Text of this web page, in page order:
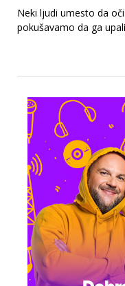
Neki ljudi umesto da
pokušavamo da ga